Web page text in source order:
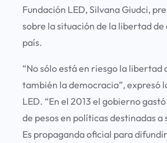
Fundación LED, Silvana Giudci,
sobre la situación de la libertad de
país.
“No sólo está en riesgo la libertad
también la democracia”, expresó
LED. “En el 2013 el gobierno
de pesos en políticas destinadas
Es propaganda oficial para